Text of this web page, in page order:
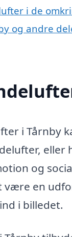
i de
og andre
i Tårnby
og
være en
i billedet.